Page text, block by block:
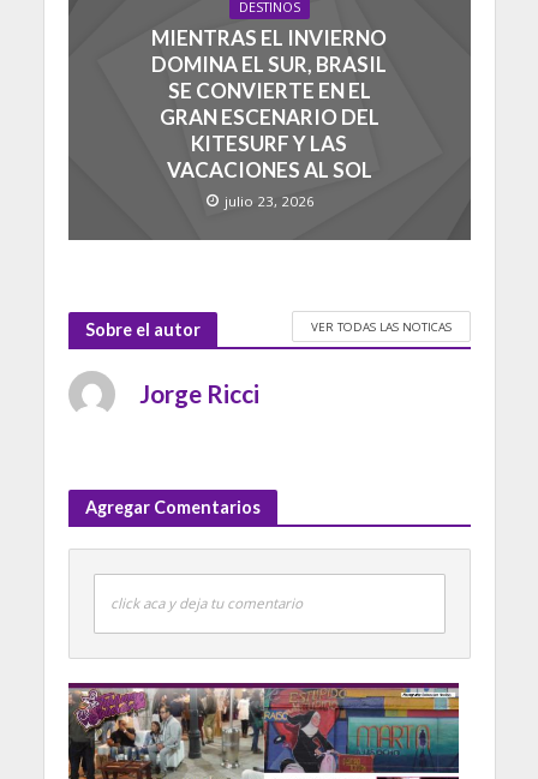
DESTINOS
MIENTRAS EL INVIERNO
DOMINA EL SUR, BRASIL
SE CONVIERTE EN EL
GRAN ESCENARIO DEL
KITESURF Y LAS
VACACIONES AL SOL
julio 23, 2026
Sobre el autor VER TODAS LAS NOTICAS
Jorge Ricci
Agregar Comentarios
click aca y deja tu comentario